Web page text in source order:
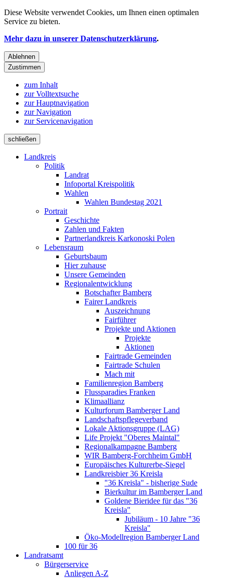
Diese Website verwendet Cookies, um Ihnen einen optimalen
Service zu bieten.
Mehr dazu in unserer Datenschutzerklärung.
Ablehnen
Zustimmen
zum Inhalt
zur Volltextsuche
zur Hauptnavigation
zur Navigation
zur Servicenavigation
schließen
Landkreis
Politik
Landrat
Infoportal Kreispolitik
Wahlen
Wahlen Bundestag 2021
Portrait
Geschichte
Zahlen und Fakten
Partnerlandkreis Karkonoski Polen
Lebensraum
Geburtsbaum
Hier zuhause
Unsere Gemeinden
Regionalentwicklung
Botschafter Bamberg
Fairer Landkreis
Auszeichnung
Fairführer
Projekte und Aktionen
Projekte
Aktionen
Fairtrade Gemeinden
Fairtrade Schulen
Mach mit
Familienregion Bamberg
Flussparadies Franken
Klimaallianz
Kulturforum Bamberger Land
Landschaftspflegeverband
Lokale Aktionsgruppe (LAG)
Life Projekt "Oberes Maintal"
Regionalkampagne Bamberg
WIR Bamberg-Forchheim GmbH
Europäisches Kulturerbe-Siegel
Landkreisbier 36 Kreisla
"36 Kreisla" - bisherige Sude
Bierkultur im Bamberger Land
Goldene Bieridee für das "36
Kreisla"
Jubiläum - 10 Jahre "36
Kreisla"
Öko-Modellregion Bamberger Land
100 für 36
Landratsamt
Bürgerservice
Anliegen A-Z